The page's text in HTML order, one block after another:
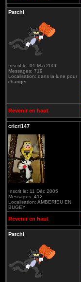
Patchi
Inscrit le: 01 Mai 2006
Messages: 719
Localisation: dans la lune pour
changer
Revenir en haut
cricri147
Inscrit le: 11 Déc 2005
Messages: 412
Localisation: AMBERIEU EN
BUGEY
Revenir en haut
Patchi